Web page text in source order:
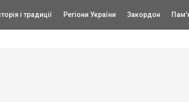
і традиції Регіони України Закордон